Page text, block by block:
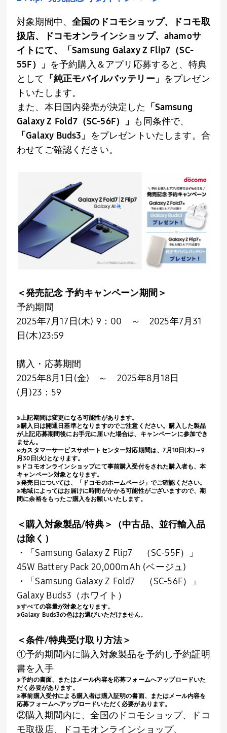
対象期間中、全国のドコモショップ、ドコモ取
扱店、ドコモオンラインショップ、 ahamoサ
イトにて、「Samsung Galaxy Z Flip7 （SC-
55F）」 を予約購入＆アプリ応募すると、特典
として 「純正モバイルバッテリー」 をプレゼン
トいたします。
また、本日国内発売が決定した 「 Samsung
Galaxy Z Fold7（SC-56F）」 も同条件で、
「 Galaxy Buds3 」 をプレゼントいたします。合
わせてご確認ください。
＜発売記念 予約キャンペーン期間＞
予約期間
2025年7月17 日(木) 9 ： 00 ～ 2025年7月 31
日(木)23:59
購入・応募期間
2025年8月1 日 (金) ～ 2025年8月18日
(月 )23 ： 59
※上記期間は変更になる可能性があります。
※購入日は開通日基準となりますのでご注意ください。購入した製品
が上記応募期間後にお手元に届いた場合は、キャンペーンに参加でき
ません。
※カスタマーサービスサポートセンター対応期間は、7月10日(木)～9
月30 日(火)となります。
※ドコモオンラインショップにて事前購入受付をされた購入者も、本
キャンペーン対象となります。
※発売日については、「ドコモのホームページ」でご確認ください。
※地域によってはお届けに時間がかかる可能性がございますので、期
間に余裕をもったご購入をお願いいたします。
＜購入対象製品/特典＞
（中古品、並行輸入品
は除く）
・「 Samsung Galaxy Z Flip7 （SC-55F）」
45W Battery Pack 20,000mAh (ベージュ)
・「 Samsung Galaxy Z Fold7 （SC-56F）」
Galaxy Buds3（ホワイト）
※すべての容量が対象となります。
※Galaxy Buds3の色はお選びいただけません。
＜条件/特典受け取り方法＞
①予約期間内に購入対象製品を予約し予約証明
書を入手
※予約の書面、またはメール内容を応募フォームへアップロードいた
だく必要があります。
※事前購入受付による購入者は購入証明の書面、またはメール内容を
応募フォームへアップロードいただく必要があります。
②購入期間内に、全国のドコモショップ、ドコ
モ取扱店、ドコモオンラインショップ、